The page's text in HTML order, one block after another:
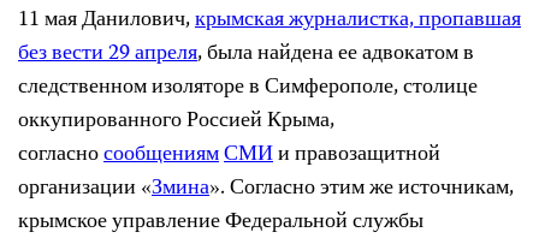
11 мая Данилович,крымская журналистка, пропавшая
без вести 29 апреля, была найдена ее адвокатом в
следственном изоляторе в Симферополе, столице
оккупированного Россией Крыма,
согласносообщениямСМИи правозащитной
организации «Змина». Согласно этим же источникам,
крымское управление Федеральной службы